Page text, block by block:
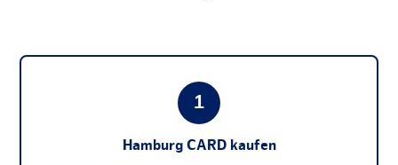
1
Hamburg CARD kaufen